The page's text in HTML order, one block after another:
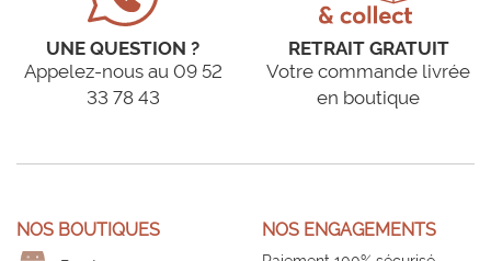
UNE QUESTION ?
Appelez-nous au 09 52
33 78 43
RETRAIT GRATUIT
Votre commande livrée
en boutique
NOS BOUTIQUES NOS ENGAGEMENTS